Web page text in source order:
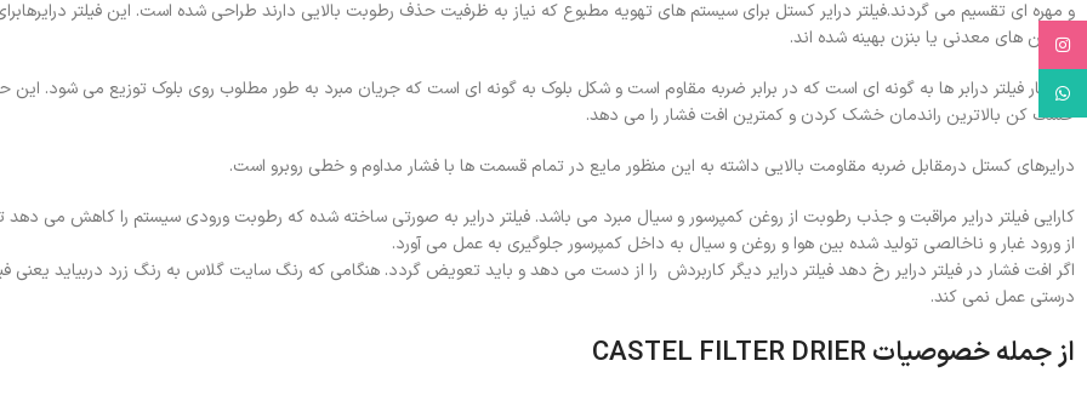
و روغن های معدنی یا بنزن بهینه شده اند.
ساختار فیلتر درابر ها به گونه ای است که در برابر ضربه مقاوم است و شکل بلوک به گونه ای است که جریان مبرد به طور مطلوب روی بلوک توزیع می شود. این
خشک کن بالاترین راندمان خشک کردن و کمترین افت فشار را می دهد.
درایرهای کستل درمقابل ضربه مقاومت بالایی داشته به این منظور مایع در تمام قسمت ها با فشار مداوم و خطی روبرو است.
کارایی فیلتر درایر مراقبت و جذب رطوبت از روغن کمپرسور و سیال مبرد می باشد. فیلتر درایر به صورتی ساخته شده که رطوبت ورودی سیستم را کاهش می دهد
از ورود غبار و ناخالصی تولید شده بین هوا و روغن و سیال به داخل کمپرسور جلوگیری به عمل می آورد.
اگر افت فشار در فیلتر درایر رخ دهد فیلتر درایر دیگر کاربردش را از دست می دهد و باید تعویض گردد. هنگامی که رنگ سایت گلاس به رنگ زرد دربیاید یعنی
درستی عمل نمی کند.
از جمله خصوصیات CASTEL FILTER DRIER
Instagram
WhatsApp